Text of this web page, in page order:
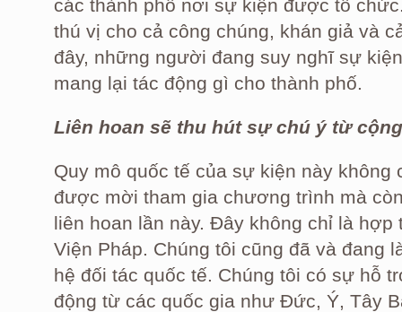
các thành phố nơi sự kiện được tổ
thú vị cho cả công chúng, khán giả và
đây, những người đang suy nghĩ sự
mang lại tác động gì cho thành phố.
Liên hoan sẽ thu hút sự chú ý từ
Quy mô quốc tế của sự kiện này
được mời tham gia chương trình mà
liên hoan lần này. Đây không chỉ là
Viện Pháp. Chúng tôi cũng đã và đang
hệ đối tác quốc tế. Chúng tôi có sự hỗ
động từ các quốc gia như Đức, Ý, Tây